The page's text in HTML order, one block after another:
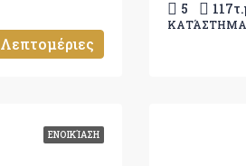
Λεπτομέριες
5 117
ΚΑΤΆΣΤΗΜΑ
ΕΝΟΙΚΊΑΣΗ